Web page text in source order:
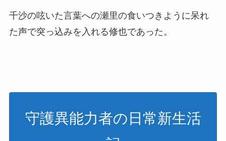
千沙の呟いた言葉への瀬里の食いつきように呆れ
た声で突っ込みを入れる修也であった。
守護異能力者の日常新生活